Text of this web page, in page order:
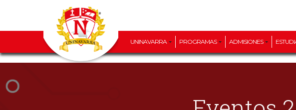
UNINAVARRA PROGRAMAS ADMISIONES